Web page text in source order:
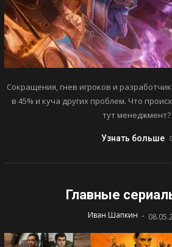
Сокращения, гнев игроков и
в 45% и куча других проблем. Что
тут менеджмент?
Узнать больше
Главные
Иван Шапкин -